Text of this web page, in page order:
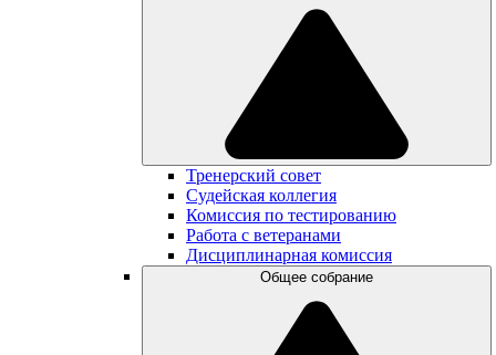
Тренерский совет
Судейская коллегия
Комиссия по тестированию
Работа с ветеранами
Дисциплинарная комиссия
Общее собрание